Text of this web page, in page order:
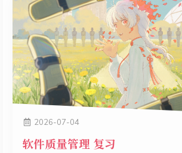
2026-07-04
软件质量管理 复习